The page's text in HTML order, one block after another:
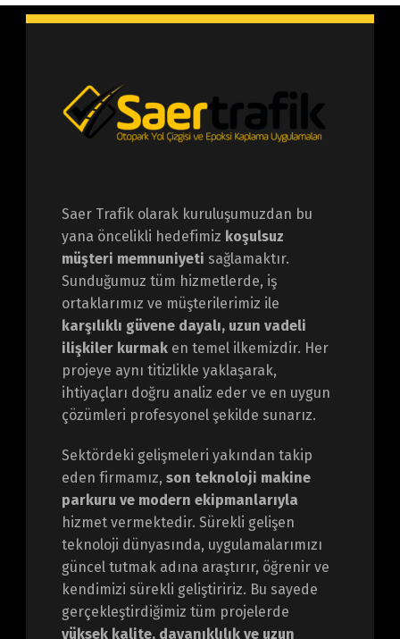
Saer Trafik olarak kuruluşumuzdan bu
yana öncelikli hedefimiz koşulsuz
müşteri memnuniyeti sağlamaktır.
Sunduğumuz tüm hizmetlerde, iş
ortaklarımız ve müşterilerimiz ile
karşılıklı güvene dayalı, uzun vadeli
ilişkiler kurmaken temel ilkemizdir. Her
projeye aynı titizlikle yaklaşarak,
ihtiyaçları doğru analiz eder ve en uygun
çözümleri profesyonel şekilde sunarız.
Sektördeki gelişmeleri yakından takip
eden firmamız, son teknoloji makine
parkuru ve modern ekipmanlarıyla
hizmet vermektedir. Sürekli gelişen
teknoloji dünyasında, uygulamalarımızı
güncel tutmak adına araştırır, öğrenir ve
kendimizi sürekli geliştiririz. Bu sayede
gerçekleştirdiğimiz tüm projelerde
yüksek kalite, dayanıklılık ve uzun